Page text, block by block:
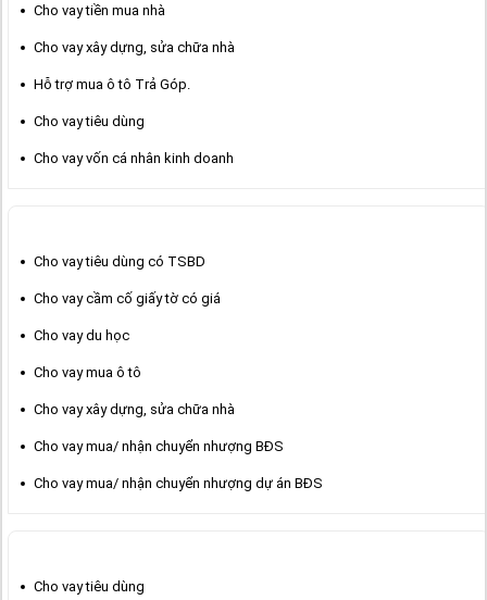
Cho vay tiền mua nhà
Cho vay xây dựng, sửa chữa nhà
Hỗ trợ mua ô tô Trả Góp.
Cho vay tiêu dùng
Cho vay vốn cá nhân kinh doanh
Cho vay tiêu dùng có TSBD
Cho vay cầm cố giấy tờ có giá
Cho vay du học
Cho vay mua ô tô
Cho vay xây dựng, sửa chữa nhà
Cho vay mua/ nhận chuyển nhượng BĐS
Cho vay mua/ nhận chuyển nhượng dự án BĐS
Cho vay tiêu dùng